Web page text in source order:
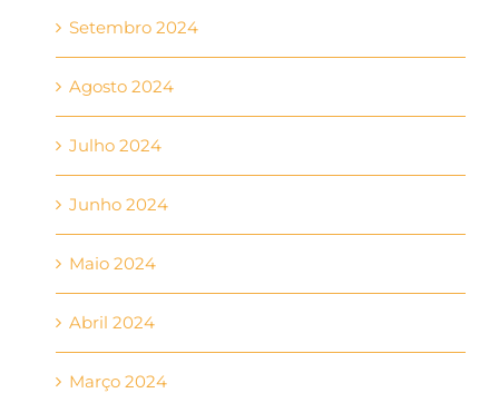
Setembro 2024
Agosto 2024
Julho 2024
Junho 2024
Maio 2024
Abril 2024
Março 2024